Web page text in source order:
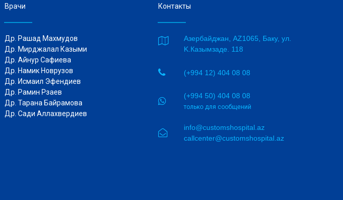
Врачи
Др. Рашад Махмудов
Др. Мирджалал Казыми
Др. Айнур Сафиева
Др. Намик Новрузов
Др. Исмаил Эфендиев
Др. Рамин Рзаев
Др. Тарана Байрамова
Др. Сади Аллахвердиев
Контакты

Азербайджан, AZ1065, Баку, ул.
K.Казымзаде. 118
 (+994 12) 404 08 08

(+994 50) 404 08 08
только для сообщений

info@customshospital.az
callcenter@customshospital.az